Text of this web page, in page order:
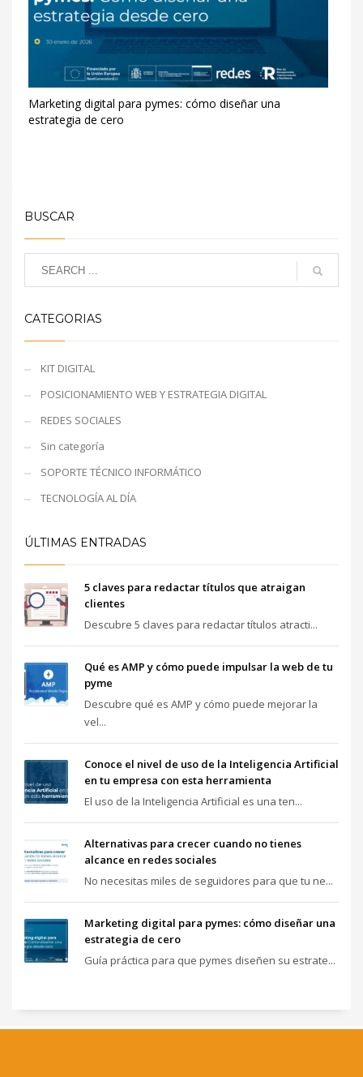
ARSYS.ES
Publisher
Name
SERVEIS
INFORMÀTICS
Marketing digital para pymes: cómo diseñar una
estrategia de cero
BUSCAR
CATEGORIAS
KIT DIGITAL
POSICIONAMIENTO WEB Y ESTRATEGIA DIGITAL
REDES SOCIALES
Sin categoría
SOPORTE TÉCNICO INFORMÁTICO
TECNOLOGÍA AL DÍA
ÚLTIMAS ENTRADAS
5 claves para redactar títulos que atraigan
clientes
Descubre 5 claves para redactar títulos atracti...
Qué es AMP y cómo puede impulsar la web de tu
pyme
Descubre qué es AMP y cómo puede mejorar la
vel...
Conoce el nivel de uso de la Inteligencia Artificial
en tu empresa con esta herramienta
El uso de la Inteligencia Artificial es una ten...
Alternativas para crecer cuando no tienes
alcance en redes sociales
No necesitas miles de seguidores para que tu ne...
Marketing digital para pymes: cómo diseñar una
estrategia de cero
Guía práctica para que pymes diseñen su estrate...